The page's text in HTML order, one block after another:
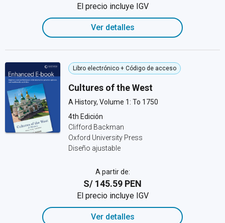
El precio incluye IGV
Ver detalles
Libro electrónico + Código de acceso
Cultures of the West
A History, Volume 1: To 1750
4th Edición
Clifford Backman
Oxford University Press
Diseño ajustable
A partir de:
S/ 145.59 PEN
El precio incluye IGV
Ver detalles